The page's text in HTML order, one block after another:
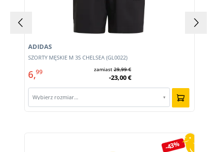
SZORTY MĘSKIE M 3S CHELSEA (GL0022)
ADIDAS
6,99 zamiast29,99 €
-23,00 €
Wybierz rozmiar… ▾
-43%